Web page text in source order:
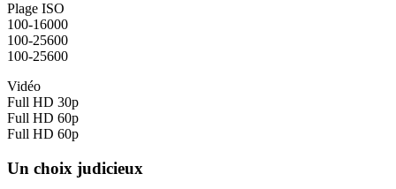
Plage ISO
100-16000
100-25600
100-25600
Vidéo
Full HD 30p
Full HD 60p
Full HD 60p
Un choix judicieux